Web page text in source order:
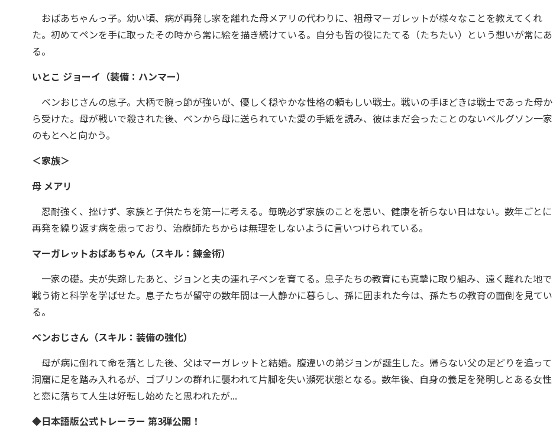
おばあちゃんっ子。幼い頃、病が再発し家を離れた母メアリの代わりに、祖母マーガレットが様々なことを教えてくれ
た。初めてペンを手に取ったその時から常に絵を描き続けている。自分も皆の役にたてる（たちたい）という想いが常にあ
る。
いとこ ジョーイ（装備：ハンマー）
ベンおじさんの息子。大柄で腕っ節が強いが、優しく穏やかな性格の頼もしい戦士。戦いの手ほどきは戦士であった母か
ら受けた。母が戦いで殺された後、ベンから母に送られていた愛の手紙を読み、彼はまだ会ったことのないベルグソン一家
のもとへと向かう。
＜家族＞
母 メアリ
忍耐強く、挫けず、家族と子供たちを第一に考える。毎晩必ず家族のことを思い、健康を祈らない日はない。数年ごとに
再発を繰り返す病を患っており、治療師たちからは無理をしないように言いつけられている。
マーガレットおばあちゃん（スキル：錬金術）
一家の礎。夫が失踪したあと、ジョンと夫の連れ子ベンを育てる。息子たちの教育にも真摯に取り組み、遠く離れた地で
戦う術と科学を学ばせた。息子たちが留守の数年間は一人静かに暮らし、孫に囲まれた今は、孫たちの教育の面倒を見てい
る。
ベンおじさん（スキル：装備の強化）
母が病に倒れて命を落とした後、父はマーガレットと結婚。腹違いの弟ジョンが誕生した。帰らない父の足どりを追って
洞窟に足を踏み入れるが、ゴブリンの群れに襲われて片脚を失い瀕死状態となる。数年後、自身の義足を発明しとある女性
と恋に落ちて人生は好転し始めたと思われたが...
◆日本語版公式トレーラー 第3弾公開！